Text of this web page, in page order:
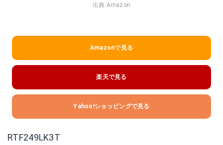
出典:Amazon
Amazonで見る
楽天で見る
Yahoo!ショッピングで見る
RTF249LK3T